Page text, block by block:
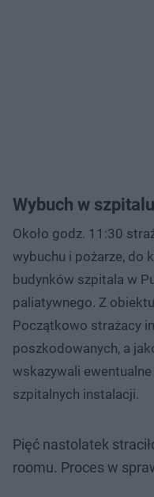
Wybuch w
Około godz. 11:30
wybuchu i pożarze, do
budynków szpitala w
paliatywnego. Z
Początkowo strażacy
poszkodowanych, a
wskazywali
szpitalnych instalacji.
Pięć nastolatek
roomu. Proces w